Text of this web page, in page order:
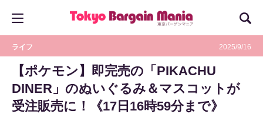
ライフ 2025/9/16
【ポケモン】即完売の「PIKACHU
DINER」のぬいぐるみ＆マスコットが
受注販売に！《17日16時59分まで》